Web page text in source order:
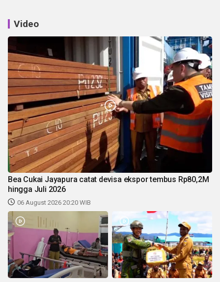
Video
Bea Cukai Jayapura catat devisa ekspor tembus Rp80,2M
hingga Juli 2026
06 August 2026 20:20 WIB